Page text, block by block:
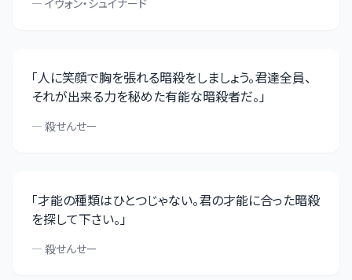
— イヴォン・シュイナード
「人に笑顔で胸を張れる暗殺をしましょう。君達全員、
それが出来る力を秘めた有能な暗殺者だ。」
— 殺せんせー
「才能の種類はひとつじゃない。君の才能に合った暗殺
を探して下さい。」
— 殺せんせー